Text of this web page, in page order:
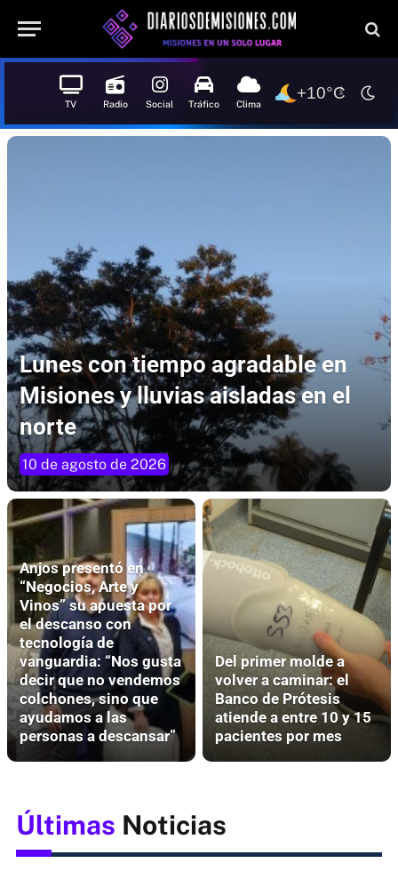
TV Radio Social Tráfico Clima
+10°C
Lunes con tiempo agradable en
Misiones y lluvias aisladas en el
norte
10 de agosto de 2026
Anjos presentó en
“Negocios, Arte y
Vinos” su apuesta por
el descanso con
tecnología de
vanguardia: “Nos gusta
decir que no vendemos
colchones, sino que
ayudamos a las
personas a descansar”
Del primer molde a
volver a caminar: el
Banco de Prótesis
atiende a entre 10 y 15
pacientes por mes
Últimas Noticias